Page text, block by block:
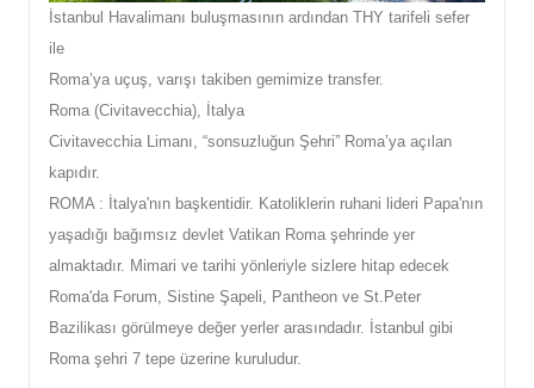
İstanbul Havalimanı buluşmasının ardından THY tarifeli sefer
ile
Roma’ya uçuş, varışı takiben gemimize transfer.
Roma (Civitavecchia), İtalya
Civitavecchia Limanı, “sonsuzluğun Şehri” Roma’ya açılan
kapıdır.
ROMA : İtalya'nın başkentidir. Katoliklerin ruhani lideri Papa'nın
yaşadığı bağımsız devlet Vatikan Roma şehrinde yer
almaktadır. Mimari ve tarihi yönleriyle sizlere hitap edecek
Roma'da Forum, Sistine Şapeli, Pantheon ve St.Peter
Bazilikası görülmeye değer yerler arasındadır. İstanbul gibi
Roma şehri 7 tepe üzerine kuruludur.